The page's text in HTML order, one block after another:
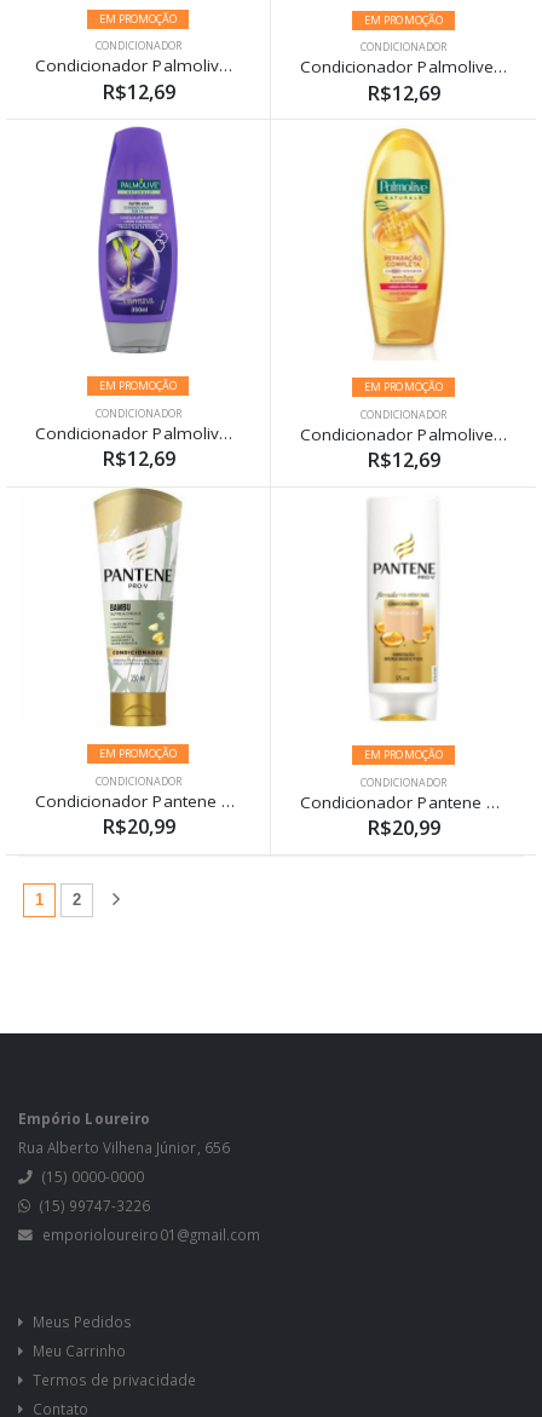
EM PROMOÇÃO
CONDICIONADOR
Condicionador Palmolive Naturals Ceramidas Force 350ml
R$12,69
EM PROMOÇÃO
CONDICIONADOR
Condicionador Palmolive Naturals Neutro 350ml
R$12,69
EM PROMOÇÃO
CONDICIONADOR
Condicionador Palmolive Naturals Nutri-Liss 350ml
R$12,69
EM PROMOÇÃO
CONDICIONADOR
Condicionador Palmolive Naturals Reparação Completa 350ml
R$12,69
EM PROMOÇÃO
CONDICIONADOR
Condicionador Pantene Bambu 150ml
R$20,99
EM PROMOÇÃO
CONDICIONADOR
Condicionador Pantene Hidratação 175ml
R$20,99
1(atual)
2
Empório Loureiro
Rua Alberto Vilhena Júnior, 656
(15) 0000-0000
(15) 99747-3226
emporioloureiro01@gmail.com
Meus Pedidos
Meu Carrinho
Termos de privacidade
Contato